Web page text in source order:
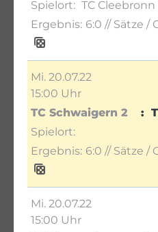
TC Cleebronn
6:0 // Sätze /
Mi. 20.07.22
15:00 Uhr
TC Schwaigern 2
6:0 // Sätze /
Mi. 20.07.22
15:00 Uhr